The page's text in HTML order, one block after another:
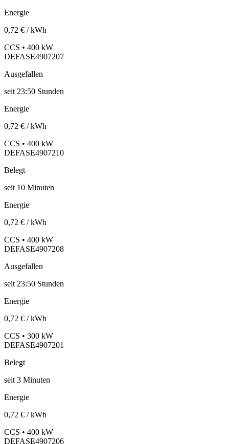
Energie
0,72 € / kWh
CCS • 400 kW
DEFASE4907207
Ausgefallen
seit 23:50 Stunden
Energie
0,72 € / kWh
CCS • 400 kW
DEFASE4907210
Belegt
seit 10 Minuten
Energie
0,72 € / kWh
CCS • 400 kW
DEFASE4907208
Ausgefallen
seit 23:50 Stunden
Energie
0,72 € / kWh
CCS • 300 kW
DEFASE4907201
Belegt
seit 3 Minuten
Energie
0,72 € / kWh
CCS • 400 kW
DEFASE4907206